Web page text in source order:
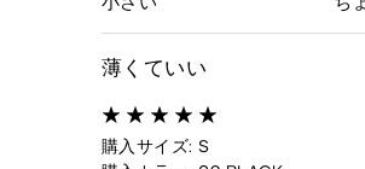
薄くていい
購入サイズ: S